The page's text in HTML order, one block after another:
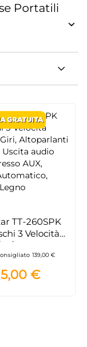
TT-260SPK
3 Velocità
45/78 Giri,
Integrati,
audio RCA,
AUX, Arresto
139,00 €
€
Portatili